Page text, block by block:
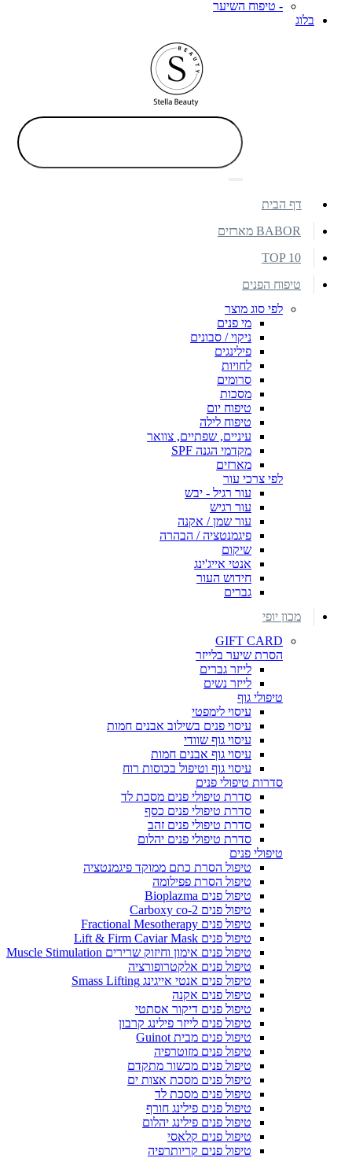
- טיפוח השיער
בלוג
דף הבית
BABOR מארזים
TOP 10
טיפוח הפנים
לפי סוג מוצר
מי פנים
ניקוי / סבונים
פילינגים
לחויות
סרומים
מסכות
טיפוח יום
טיפוח לילה
עיניים, שפתיים, צוואר
מקדמי הגנה SPF
מארזים
לפי צרכי עור
עור רגיל - יבש
עור רגיש
עור שמן / אקנה
פיגמנטציה / הבהרה
שיקום
אנטי אייג'ינג
חידוש העור
גברים
מכון יופי
GIFT CARD
הסרת שיער בלייזר
לייזר גברים
לייזר נשים
טיפולי גוף
עיסוי לימפטי
עיסוי פנים בשילוב אבנים חמות
עיסוי גוף שוודי
עיסוי גוף אבנים חמות
עיסוי גוף וטיפול בכוסות רוח
סדרות טיפולי פנים
סדרת טיפולי פנים מסכת לד
סדרת טיפולי פנים כסף
סדרת טיפולי פנים זהב
סדרת טיפולי פנים יהלום
טיפולי פנים
טיפול הסרת כתם ממוקד פיגמנטציה
טיפול הסרת פפילומה
טיפול פנים Bioplazma
טיפול פנים Carboxy co-2
טיפול פנים Fractional Mesotherapy
טיפול פנים Lift & Firm Caviar Mask
טיפול פנים אימון וחיזוק שרירים Muscle Stimulation
טיפול פנים אלקטרופורציה
טיפול פנים אנטי אייגינג Smass Lifting
טיפול פנים אקנה
טיפול פנים דיקור אסתטי
טיפול פנים לייזר פילינג קרבון
טיפול פנים מבית Guinot
טיפול פנים מזוטרפיה
טיפול פנים מכשור מתקדם
טיפול פנים מסכת אצות ים
טיפול פנים מסכת לד
טיפול פנים פילינג חורף
טיפול פנים פילינג יהלום
טיפול פנים קלאסי
טיפול פנים קריותרפיה